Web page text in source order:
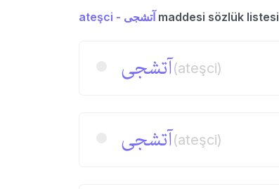
ateşci - آتشجی maddesi sözlük listesi
آتشجی(ateşci)
آتشجی(ateşci)